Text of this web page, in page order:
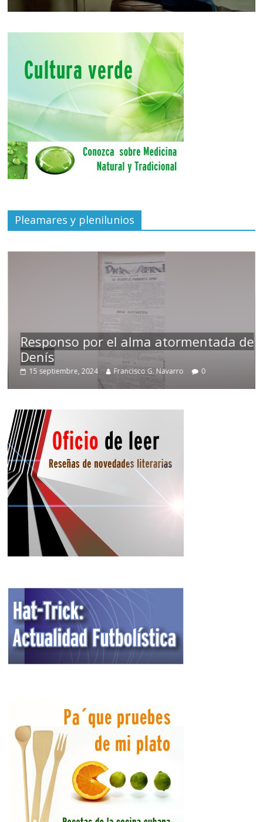
Pleamares y plenilunios
Responso por el alma atormentada de
Denís
15 septiembre, 2024 Francisco G. Navarro 0